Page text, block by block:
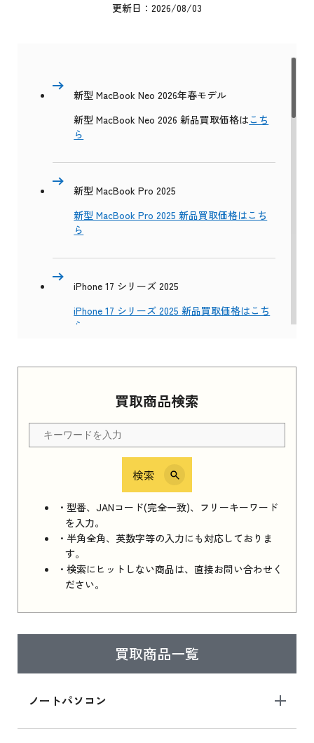
買取商品検索
検索
・型番、JANコード(完全一致)、フリーキーワード
を入力。
・半角全角、英数字等の入力にも対応しておりま
す。
・検索にヒットしない商品は、直接お問い合わせく
ださい。
買取商品一覧
ノートパソコン
更新日：2026/08/03
新型 MacBook Neo 2026年春モデル
新型 MacBook Neo 2026 新品買取価格はこち
ら
新型 MacBook Pro 2025
新型 MacBook Pro 2025 新品買取価格はこち
ら
iPhone 17 シリーズ 2025
iPhone 17 シリーズ 2025 新品買取価格はこち
ら
Apple Watch Series 11 2025 新品買取価格はこ
ちら
iPhone 16e シリーズ 2025
iPhone 16e シリーズ 2025 新品買取価格はこち
ら
iPad 11インチ 2025年春モデル
はこちら
ら